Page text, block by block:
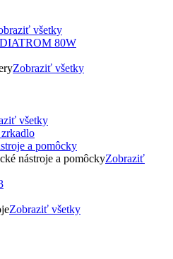
všetky
Zobraziť všetky
všetky
a pomôcky
nástroje a pomôckyZobraziť
Zobraziť všetky